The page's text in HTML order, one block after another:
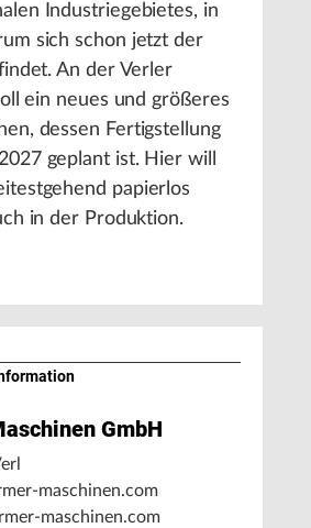
Industriegebietes, in
sich schon jetzt der
An der Verler
ein neues und größeres
dessen Fertigstellung
geplant ist. Hier will
papierlos
in der Produktion.
GmbH
maschinen.com
maschinen.com